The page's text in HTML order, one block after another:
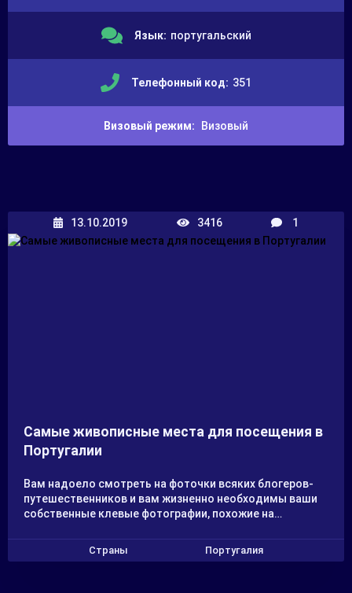
Язык: португальский
Телефонный код: 351
Визовый режим: Визовый
13.10.2019 3416 1
Самые живописные места для посещения в
Португалии
Вам надоело смотреть на фоточки всяких блогеров-
путешественников и вам жизненно необходимы ваши
собственные клевые фотографии, похожие на
место - Португалия! Эта страна - родина залитых
солнцем пляжей, чарующих замков, красивых
Страны Португалия